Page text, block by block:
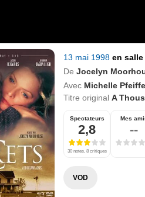
13 mai 1998 en salle
De Jocelyn
Avec Michelle
Titre original A
Spectateurs
2,8
30 notes, 8 critiques
Mes
--
VOD